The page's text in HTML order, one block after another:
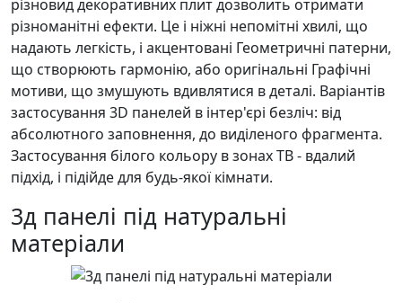
різновид декоративних плит дозволить отримати
різноманітні ефекти. Це і ніжні непомітні хвилі, що
надають легкість, і акцентовані Геометричні патерни,
що створюють гармонію, або оригінальні Графічні
мотиви, що змушують вдивлятися в деталі. Варіантів
застосування 3D панелей в інтер'єрі безліч: від
абсолютного заповнення, до виділеного фрагмента.
Застосування білого кольору в зонах ТВ - вдалий
підхід, і підійде для будь-якої кімнати.
3д панелі під натуральні
матеріали